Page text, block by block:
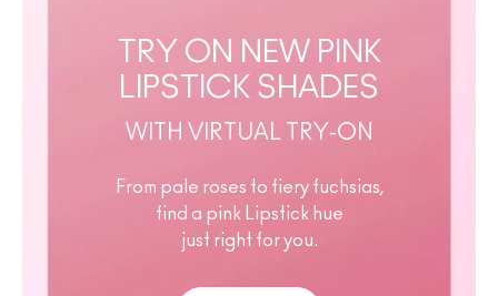
TRY ON NEW PINK
LIPSTICK SHADES
WITH VIRTUAL TRY-ON
From pale roses to fiery fuchsias,
find a pink Lipstick hue
just right for you.